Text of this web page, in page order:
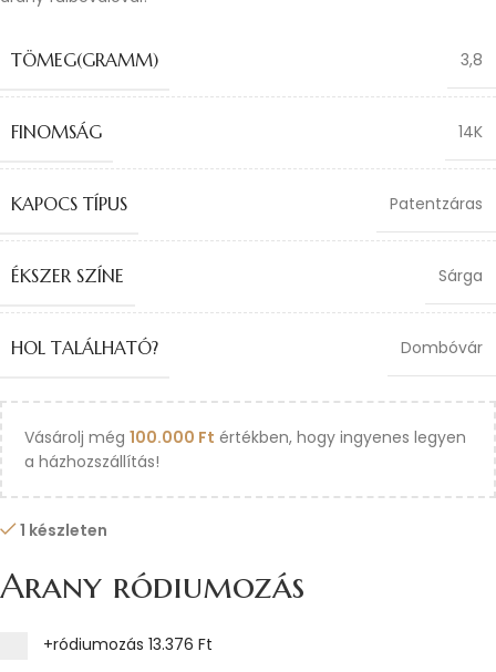
TÖMEG(GRAMM) 3,8
FINOMSÁG 14K
KAPOCS TÍPUS Patentzáras
ÉKSZER SZÍNE Sárga
HOL TALÁLHATÓ? Dombóvár
Vásárolj még 100.000 Ft értékben, hogy ingyenes legyen
a házhozszállítás!
1 készleten
Arany ródiumozás
+ródiumozás 13.376 Ft